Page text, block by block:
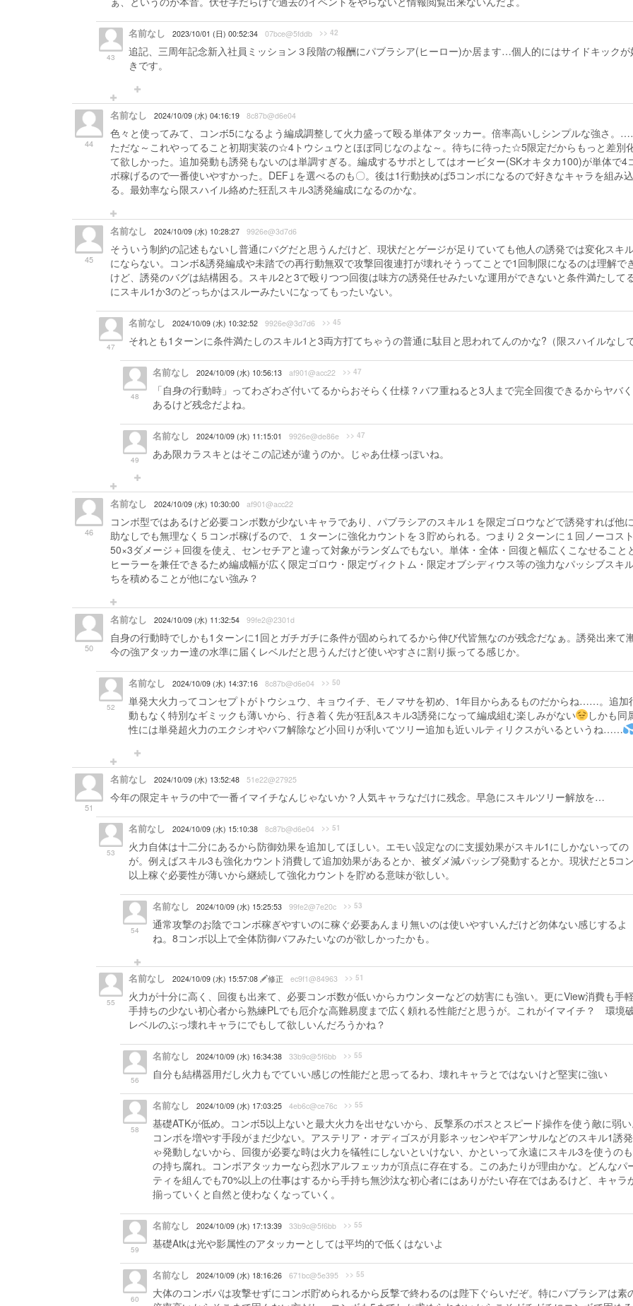
43
名前なし 2023/10/01 (日) 00:52:34 07bce@5fddb >> 42
追記、三周年記念新入社員ミッション３段階の報酬にパブラシア(ヒーロー)か居ます…個人的にはサイドキックが
きです。
44
名前なし 2024/10/09 (水) 04:16:19 8c87b@d6e04
色々と使ってみて、コンボ5になるよう編成調整して火力盛って殴る単体アタッカー。倍率高いしシンプルな強さ。
ただな～これやってること初期実装の☆4トウシュウとほぼ同じなのよな～。待ちに待った☆5限定だからもっと差別
て欲しかった。追加発動も誘発もないのは単調すぎる。編成するサポとしてはオービター(SKオキタカ100)が単体で4
ボ稼げるので一番使いやすかった。DEF↓を選べるのも〇。後は1行動挟めば5コンボになるので好きなキャラを組み
る。最効率なら限スハイル絡めた狂乱スキル3誘発編成になるのかな。
45
名前なし 2024/10/09 (水) 10:28:27 9926e@3d7d6
そういう制約の記述もないし普通にバグだと思うんだけど、現状だとゲージが足りていても他人の誘発では変化スキ
にならない。コンボ&誘発編成や未踏での再行動無双で攻撃回復連打が壊れそうってことで1回制限になるのは理解で
けど、誘発のバグは結構困る。スキル2と3で殴りつつ回復は味方の誘発任せみたいな運用ができないと条件満たして
にスキル1か3のどっちかはスルーみたいになってもったいない。
47
名前なし 2024/10/09 (水) 10:32:52 9926e@3d7d6 >> 45
それとも1ターンに条件満たしのスキル1と3両方打てちゃうの普通に駄目と思われてんのかな?（限スハイルなしで
48
名前なし 2024/10/09 (水) 10:56:13 af901@acc22 >> 47
「自身の行動時」ってわざわざ付いてるからおそらく仕様？バフ重ねると3人まで完全回復できるからヤバ
あるけど残念だよね。
49
名前なし 2024/10/09 (水) 11:15:01 9926e@de86e >> 47
ああ限カラスキとはそこの記述が違うのか。じゃあ仕様っぽいね。
46
名前なし 2024/10/09 (水) 10:30:00 af901@acc22
コンボ型ではあるけど必要コンボ数が少ないキャラであり、パブラシアのスキル１を限定ゴロウなどで誘発すれば他
助なしでも無理なく５コンボ稼げるので、１ターンに強化カウントを３貯められる。つまり２ターンに１回ノーコス
50×3ダメージ＋回復を使え、センセチアと違って対象がランダムでもない。単体・全体・回復と幅広くこなせることと
ヒーラーを兼任できるため編成幅が広く限定ゴロウ・限定ヴィクトム・限定オブシディウス等の強力なパッシブスキ
ちを積めることが他にない強み？
50
名前なし 2024/10/09 (水) 11:32:54 99fe2@2301d
自身の行動時でしかも1ターンに1回とガチガチに条件が固められてるから伸び代皆無なのが残念だなぁ。誘発出来て
今の強アタッカー達の水準に届くレベルだと思うんだけど使いやすさに割り振ってる感じか。
52
名前なし 2024/10/09 (水) 14:37:16 8c87b@d6e04 >> 50
単発大火力ってコンセプトがトウシュウ、キョウイチ、モノマサを初め、1年目からあるものだからね……。追加
動もなく特別なギミックも薄いから、行き着く先が狂乱&スキル3誘発になって編成組む楽しみがない
しかも同
性には単発超火力のエクシオやバフ解除など小回りが利いてツリー追加も近いルティリクスがいるというね……
51
名前なし 2024/10/09 (水) 13:52:48 51e22@27925
今年の限定キャラの中で一番イマイチなんじゃないか？人気キャラなだけに残念。早急にスキルツリー解放を…
53
名前なし 2024/10/09 (水) 15:10:38 8c87b@d6e04 >> 51
火力自体は十二分にあるから防御効果を追加してほしい。エモい設定なのに支援効果がスキル1にしかないっての
が。例えばスキル3も強化カウント消費して追加効果があるとか、被ダメ減パッシブ発動するとか。現状だと5コ
以上稼ぐ必要性が薄いから継続して強化カウントを貯める意味が欲しい。
54
名前なし 2024/10/09 (水) 15:25:53 99fe2@7e20c >> 53
通常攻撃のお陰でコンボ稼ぎやすいのに稼ぐ必要あんまり無いのは使いやすいんだけど勿体ない感じするよ
ね。8コンボ以上で全体防御バフみたいなのが欲しかったかも。
55
名前なし 2024/10/09 (水) 15:57:08 修正 ec9f1@84963 >> 51
火力が十分に高く、回復も出来て、必要コンボ数が低いからカウンターなどの妨害にも強い。更にView消費も手軽
手持ちの少ない初心者から熟練PLでも厄介な高難易度まで広く頼れる性能だと思うが。これがイマイチ？ 環境
レベルのぶっ壊れキャラにでもして欲しいんだろうかね？
56
名前なし 2024/10/09 (水) 16:34:38 33b9c@5f6bb >> 55
自分も結構器用だし火力もでていい感じの性能だと思ってるわ、壊れキャラとではないけど堅実に強い
58
名前なし 2024/10/09 (水) 17:03:25 4eb6c@ce76c >> 55
基礎ATKが低め。コンボ5以上ないと最大火力を出せないから、反撃系のボスとスピード操作を使う敵に弱い
コンボを増やす手段がまだ少ない。アステリア・オディゴスが月影ネッセンやギアンサルなどのスキル1誘
ゃ発動しないから、回復が必要な時は火力を犠牲にしないといけない、かといって永遠にスキル3を使うの
の持ち腐れ。コンボアタッカーなら烈水アルフェッカが頂点に存在する。このあたりが理由かな。どんなパ
ティを組んでも70%以上の仕事はするから手持ち無沙汰な初心者にはありがたい存在ではあるけど、キャラ
揃っていくと自然と使わなくなっていく。
59
名前なし 2024/10/09 (水) 17:13:39 33b9c@5f6bb >> 55
基礎Atkは光や影属性のアタッカーとしては平均的で低くはないよ
60
名前なし 2024/10/09 (水) 18:16:26 671bc@5e395 >> 55
大体のコンボパは攻撃せずにコンボ貯められるから反撃で終わるのは陛下ぐらいだぞ。特にパブラシアは素